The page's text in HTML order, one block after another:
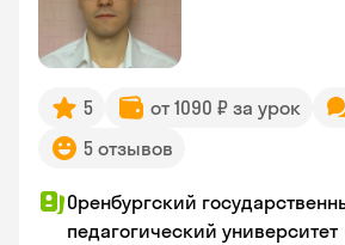
5 от 1090 ₽ за урок
5 отзывов
Оренбургский
педагогический университет